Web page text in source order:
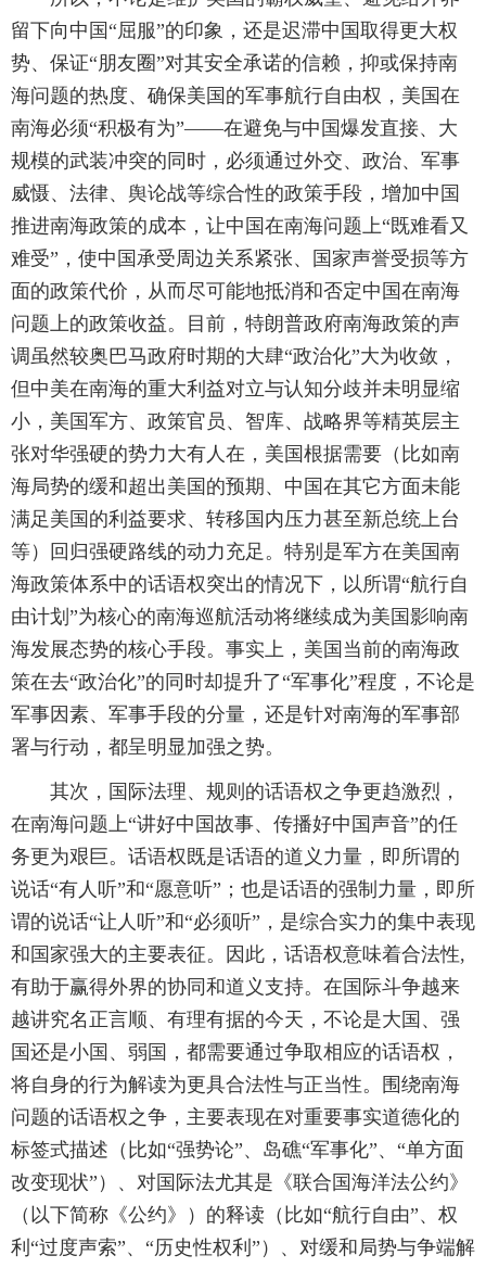
留下向中国“屈服”的印象，还是迟滞中国取得更大权
势、保证“朋友圈”对其安全承诺的信赖，抑或保持南
海问题的热度、确保美国的军事航行自由权，美国在
南海必须“积极有为”——在避免与中国爆发直接、大
规模的武装冲突的同时，必须通过外交、政治、军事
威慑、法律、舆论战等综合性的政策手段，增加中国
推进南海政策的成本，让中国在南海问题上“既难看又
难受”，使中国承受周边关系紧张、国家声誉受损等方
面的政策代价，从而尽可能地抵消和否定中国在南海
问题上的政策收益。目前，特朗普政府南海政策的声
调虽然较奥巴马政府时期的大肆“政治化”大为收敛，
但中美在南海的重大利益对立与认知分歧并未明显缩
小，美国军方、政策官员、智库、战略界等精英层主
张对华强硬的势力大有人在，美国根据需要（比如南
海局势的缓和超出美国的预期、中国在其它方面未能
满足美国的利益要求、转移国内压力甚至新总统上台
等）回归强硬路线的动力充足。特别是军方在美国南
海政策体系中的话语权突出的情况下，以所谓“航行自
由计划”为核心的南海巡航活动将继续成为美国影响南
海发展态势的核心手段。事实上，美国当前的南海政
策在去“政治化”的同时却提升了“军事化”程度，不论是
军事因素、军事手段的分量，还是针对南海的军事部
署与行动，都呈明显加强之势。
其次，国际法理、规则的话语权之争更趋激烈，
在南海问题上“讲好中国故事、传播好中国声音”的任
务更为艰巨。话语权既是话语的道义力量，即所谓的
说话“有人听”和“愿意听”；也是话语的强制力量，即所
谓的说话“让人听”和“必须听”，是综合实力的集中表现
和国家强大的主要表征。因此，话语权意味着合法性,
有助于赢得外界的协同和道义支持。在国际斗争越来
越讲究名正言顺、有理有据的今天，不论是大国、强
国还是小国、弱国，都需要通过争取相应的话语权，
将自身的行为解读为更具合法性与正当性。围绕南海
问题的话语权之争，主要表现在对重要事实道德化的
标签式描述（比如“强势论”、岛礁“军事化”、“单方面
改变现状”）、对国际法尤其是《联合国海洋法公约》
（以下简称《公约》）的释读（比如“航行自由”、权
利“过度声索”、“历史性权利”）、对缓和局势与争端解